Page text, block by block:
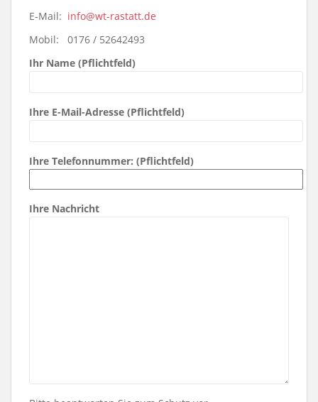
E-Mail: info@wt-rastatt.de
Mobil: 0176 / 52642493
Ihr Name (Pflichtfeld)
Ihre E-Mail-Adresse (Pflichtfeld)
Ihre Telefonnummer: (Pflichtfeld)
Ihre Nachricht